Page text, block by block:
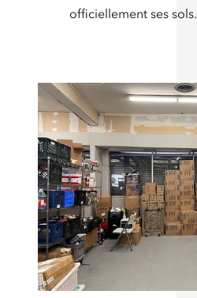
officiellement ses sols.